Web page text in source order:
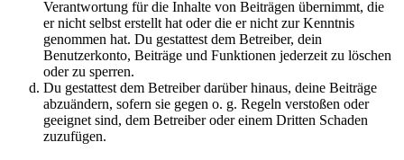
Verantwortung für die Inhalte von Beiträgen übernimmt, die
er nicht selbst erstellt hat oder die er nicht zur Kenntnis
genommen hat. Du gestattest dem Betreiber, dein
Benutzerkonto, Beiträge und Funktionen jederzeit zu löschen
oder zu sperren.
Du gestattest dem Betreiber darüber hinaus, deine Beiträge
abzuändern, sofern sie gegen o. g. Regeln verstoßen oder
geeignet sind, dem Betreiber oder einem Dritten Schaden
zuzufügen.